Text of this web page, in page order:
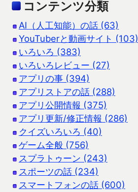
コンテンツ分類
AI（人工知能）の話 (63)
YouTuberと動画サイト (103)
いろいろ (383)
いろいろレビュー (27)
アプリの事 (394)
アプリストアの話 (288)
アプリ公開情報 (375)
アプリ更新/修正情報 (286)
クイズいろいろ (40)
ゲーム全般 (756)
スプラトゥーン (243)
スポーツの話 (234)
スマートフォンの話 (600)